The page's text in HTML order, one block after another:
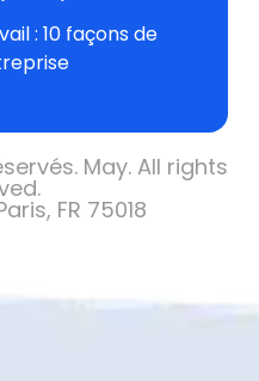
: 10 façons de
May. All rights
FR 75018